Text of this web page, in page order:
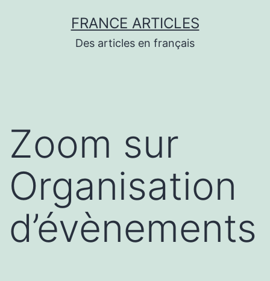
FRANCE ARTICLES
Des articles en français
Zoom sur
Organisation
d’évènements